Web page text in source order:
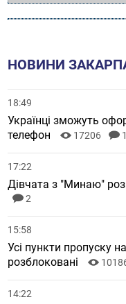
НОВИНИ
18:49
Українці зможуть
телефон
17206 1
17:22
Дівчата з "Минаю"
2
15:58
Усі пункти пропуску
розблоковані
14:22